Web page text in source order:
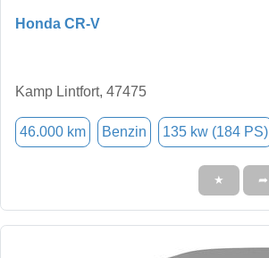
Honda CR-V
Kamp Lintfort, 47475
46.000 km Benzin 135 kw (184 PS)
★ ➦